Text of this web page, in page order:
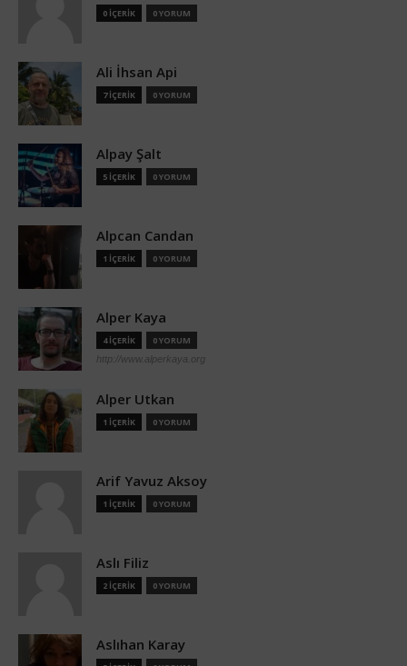
0 İÇERİK 0 YORUM
Ali İhsan Api
7 İÇERİK 0 YORUM
Alpay Şalt
5 İÇERİK 0 YORUM
Alpcan Candan
1 İÇERİK 0 YORUM
Alper Kaya
4 İÇERİK 0 YORUM
http://www.alperkaya.org
Alper Utkan
1 İÇERİK 0 YORUM
Arif Yavuz Aksoy
1 İÇERİK 0 YORUM
Aslı Filiz
2 İÇERİK 0 YORUM
Aslıhan Karay